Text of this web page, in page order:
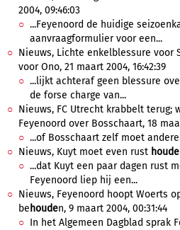
2004, 09:46:03
...Feyenoord de huidige
aanvraagformulier voor een...
Nieuws, Lichte enkelblessure voor
voor Ono, 21 maart 2004, 16:42:39
...lijkt achteraf geen blessure
de forse charge van...
Nieuws, FC Utrecht krabbelt terug;
Feyenoord over Bosschaart, 18
...of Bosschaart zelf moet
Nieuws, Kuyt moet even rust houde
...dat Kuyt een paar dagen rust
Feyenoord liep hij een...
Nieuws, Feyenoord hoopt Woerts
be houden, 9 maart 2004, 00:31:44
In het Algemeen Dagblad sprak